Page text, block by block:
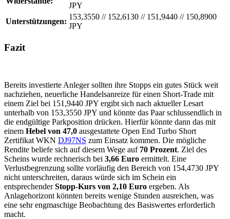
JPY
Unterstützungen:
153,3550 //152,6130 //151,9440 //150,8900
JPY
Fazit
Bereits investierte Anleger sollten ihre Stopps ein gutes Stück weit
nachziehen, neuerliche Handelsanreize für einen Short-Trade mit
einem Ziel bei 151,9440 JPY ergibt sich nach aktueller Lesart
unterhalb von 153,3550 JPY und könnte das Paar schlussendlich in
die endgültige Parkposition drücken. Hierfür könnte dann das mit
einem Hebel von 47,0 ausgestattete Open End Turbo Short
Zertifikat WKN DJ97NS zum Einsatz kommen. Die mögliche
Rendite beliefe sich auf diesem Wege auf 70 Prozent. Ziel des
Scheins wurde rechnerisch bei 3,66 Euro ermittelt. Eine
Verlustbegrenzung sollte vorläufig den Bereich von 154,4730 JPY
nicht unterschreiten, daraus würde sich im Schein ein
entsprechenderStopp-Kurs von 2,10 Euro ergeben. Als
Anlagehorizont könnten bereits wenige Stunden ausreichen, was
eine sehr engmaschige Beobachtung des Basiswertes erforderlich
macht.